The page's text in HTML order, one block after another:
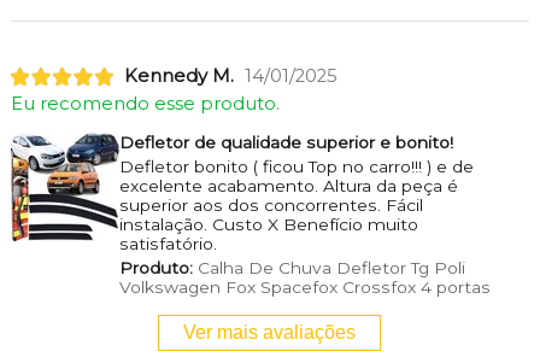
Kennedy M. 14/01/2025
Eu recomendo esse produto.
Defletor de qualidade superior e bonito!
Defletor bonito ( ficou Top no carro!!! ) e de
excelente acabamento. Altura da peça é
superior aos dos concorrentes. Fácil
instalação. Custo X Benefício muito
satisfatório.
Produto:Calha De Chuva Defletor Tg Poli
Volkswagen Fox Spacefox Crossfox 4 portas
Ver mais avaliações